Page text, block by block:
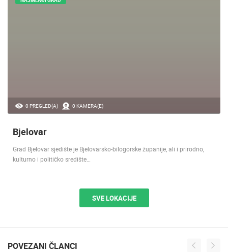
0 PREGLED(A) 0 KAMERA(E)
Bjelovar
Grad Bjelovar sjedište je Bjelovarsko-bilogorske županije, ali i prirodno,
kulturno i političko središte…
SVE LOKACIJE
POVEZANI ČLANCI